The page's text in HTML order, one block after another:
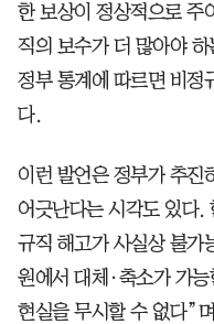
한 보상이 정상적으로 주
직의 보수가 더 많아야
정부 통계에 따르면 비정
다.
이런 발언은 정부가 추진
어긋난다는 시각도 있다.
규직 해고가 사실상 불가
원에서 대체·축소가 가
현실을 무시할 수 없다”